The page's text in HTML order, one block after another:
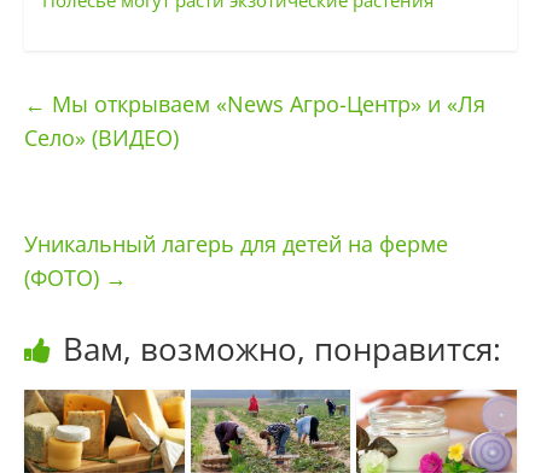
← Мы открываем «News Агро-Центр» и «Ля
Село» (ВИДЕО)
Уникальный лагерь для детей на ферме
(ФОТО) →
Вам, возможно, понравится: